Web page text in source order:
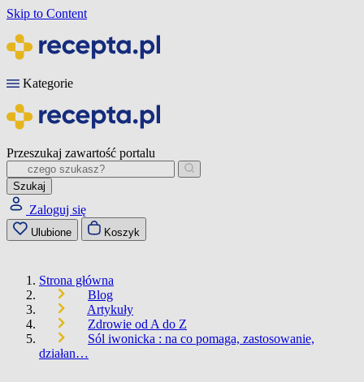
Skip to Content
Kategorie
Przeszukaj zawartość portalu
Szukaj
Zaloguj się
Ulubione Koszyk
Strona główna
Blog
Artykuły
Zdrowie od A do Z
Sól iwonicka : na co pomaga, zastosowanie,
działan…